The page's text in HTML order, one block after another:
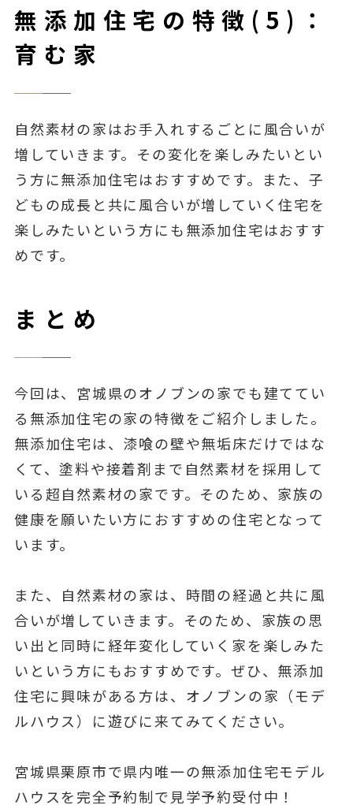
無添加住宅の特徴(5)：
育む家
自然素材の家はお手入れするごとに風合いが
増していきます。その変化を楽しみたいとい
う方に無添加住宅はおすすめです。また、子
どもの成長と共に風合いが増していく住宅を
楽しみたいという方にも無添加住宅はおすす
めです。
まとめ
今回は、宮城県のオノブンの家でも建ててい
る無添加住宅の家の特徴をご紹介しました。
無添加住宅は、漆喰の壁や無垢床だけではな
くて、塗料や接着剤まで自然素材を採用して
いる超自然素材の家です。そのため、家族の
健康を願いたい方におすすめの住宅となって
います。
また、自然素材の家は、時間の経過と共に風
合いが増していきます。そのため、家族の思
い出と同時に経年変化していく家を楽しみた
いという方にもおすすめです。ぜひ、無添加
住宅に興味がある方は、オノブンの家（モデ
ルハウス）に遊びに来てみてください。
宮城県栗原市で県内唯一の無添加住宅モデル
ハウスを完全予約制で見学予約受付中！